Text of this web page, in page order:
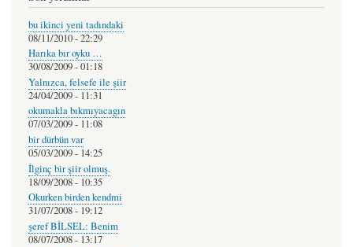
bu ikinci yeni tadındaki
08/11/2010 - 22:29
Harıka bır oyku …
30/08/2009 - 01:18
Yalnızca, felsefe ile şiir
24/04/2009 - 11:31
okumakla bıkmıyacagın
07/03/2009 - 11:08
bir dürbün var
05/03/2009 - 14:25
İlginç bir şiir olmuş.
18/09/2008 - 10:35
Okurken birden kendmi
31/07/2008 - 19:12
şeref BİLSEL: Benim
08/07/2008 - 13:17